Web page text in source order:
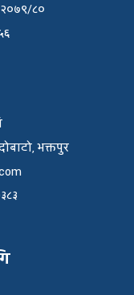
२०७९/८०
भक्तपुर